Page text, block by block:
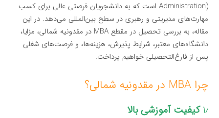
Administration) است که به دانشجویان فرصتی عالی برای کسب
مهارت‌های مدیریتی و رهبری در سطح بین‌المللی می‌دهد. در این
مقاله، به بررسی تحصیل در مقطع MBA در مقدونیه شمالی، مزایا،
دانشگاه‌های معتبر، شرایط پذیرش، هزینه‌ها، و فرصت‌های شغلی
پس از فارغ‌التحصیلی خواهیم پرداخت.
چرا MBA در مقدونیه شمالی؟
۱٫ کیفیت آموزشی بالا